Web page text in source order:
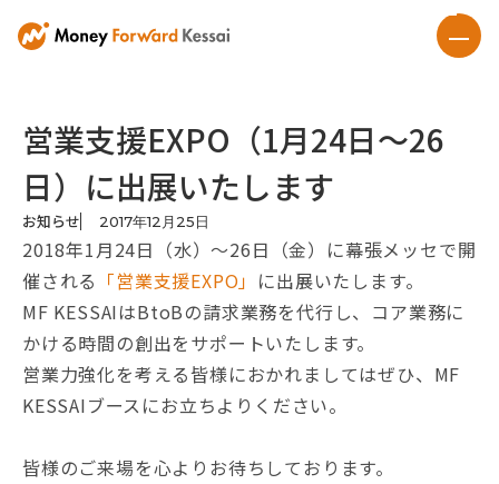
営業支援EXPO（1月24日〜26
日）に出展いたします
お知らせ 2017年12 月 25日
2018年1月24日（水）〜26日（金）に幕張メッセで開
催される 「営業支援EXPO」 に出展いたします。
MF KESSAIはBtoBの請求業務を代行し、コア業務に
かける時間の創出をサポートいたします。
営業力強化を考える皆様におかれましてはぜひ、MF
KESSAIブースにお立ちよりください。
皆様のご来場を心よりお待ちしております。